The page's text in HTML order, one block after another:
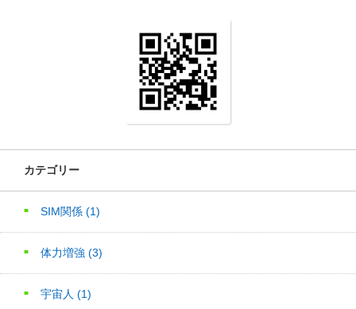
カテゴリー
SIM関係 (1)
体力増強 (3)
宇宙人 (1)